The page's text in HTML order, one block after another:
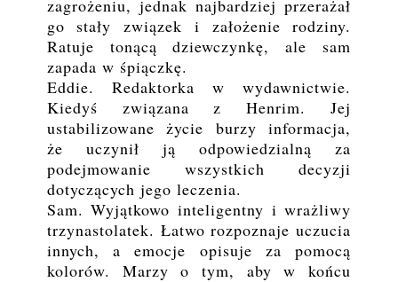
zagrożeniu, jednak najbardziej przerażał
go stały związek i założenie rodziny.
Ratuje tonącą dziewczynkę, ale sam
zapada w śpiączkę.
Eddie. Redaktorka w wydawnictwie.
Kiedyś związana z Henrim. Jej
ustabilizowane życie burzy informacja,
że uczynił ją odpowiedzialną za
podejmowanie wszystkich decyzji
dotyczących jego leczenia.
Sam. Wyjątkowo inteligentny i wrażliwy
trzynastolatek. Łatwo rozpoznaje uczucia
innych, a emocje opisuje za pomocą
kolorów. Marzy o tym, aby w końcu